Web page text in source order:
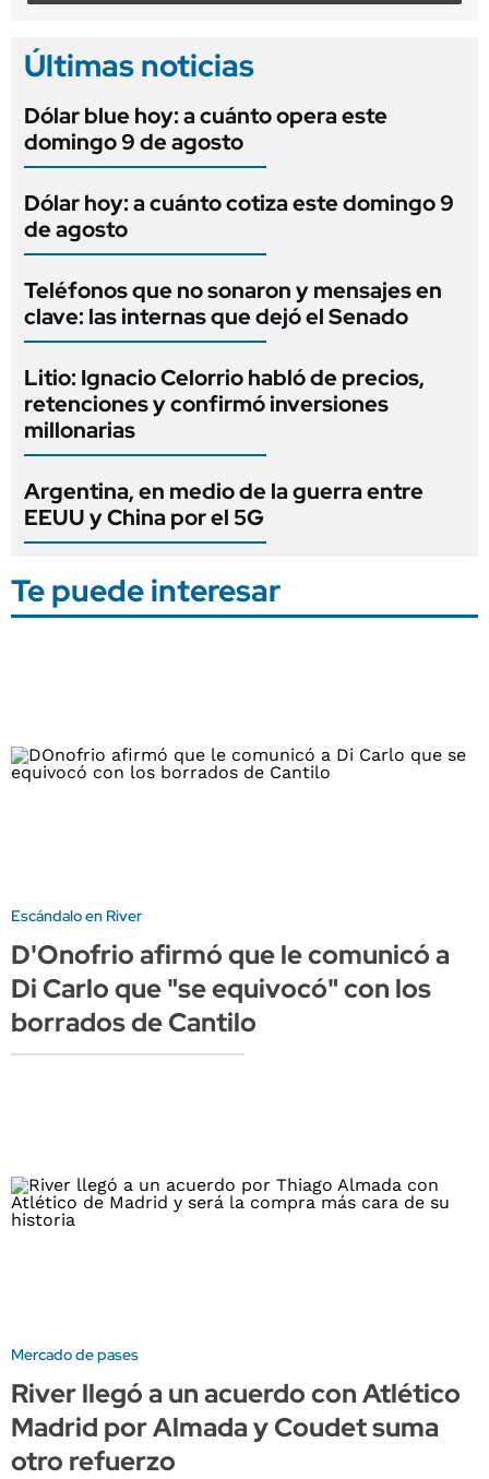
Últimas noticias
Dólar blue hoy: a cuánto opera este
domingo 9 de agosto
Dólar hoy: a cuánto cotiza este domingo 9
de agosto
Teléfonos que no sonaron y mensajes en
clave: las internas que dejó el Senado
Litio: Ignacio Celorrio habló de precios,
retenciones y confirmó inversiones
millonarias
Argentina, en medio de la guerra entre
EEUU y China por el 5G
Te puede interesar
Escándalo en River
D'Onofrio afirmó que le comunicó a
Di Carlo que "se equivocó" con los
borrados de Cantilo
Mercado de pases
River llegó a un acuerdo con Atlético
Madrid por Almada y Coudet suma
otro refuerzo